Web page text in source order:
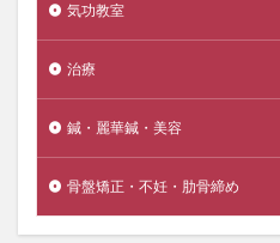
気功教室
治療
鍼・麗華鍼・美容
骨盤矯正・不妊・肋骨締め